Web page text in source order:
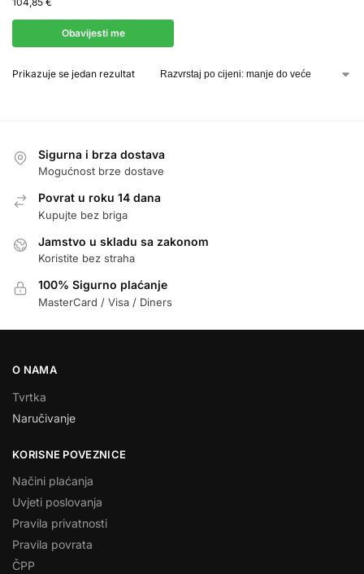
Obavijesti me
Prikazuje se jedan rezultat
Sigurna i brza dostava
Mogućnost brze dostave
Povrat u roku 14 dana
Kupujte bez briga
Jamstvo u skladu sa zakonom
Koristite bez straha
100% Sigurno plaćanje
MasterCard / Visa / Diners
O NAMA
Tvrtka
Naručivanje
KORISNE POVEZNICE
Načini plaćanja
Uvjeti poslovanja
Pravila privatnosti
Pravila povrata
ČPP